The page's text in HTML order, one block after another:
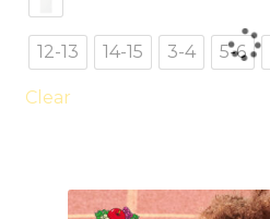
12-13 14-15 3-4 5-6
Clear